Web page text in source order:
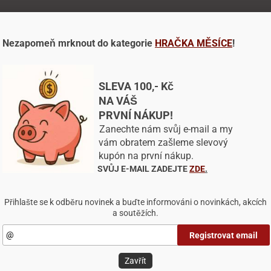
Dotaz na výrobek Doporučit
Sleva
0 %%
DÁRKOVÝ POUKAZ
s využitím souborů cookies
webu pracujeme se soubory cookies, které nám
naše služby a personalizovat nabídky.
cookies si pamatují, co a jak ve svém prohlížeči na
děláte. Díky tomu webová stránka funguje podle vás a je
se přizpůsobit vašim preferencím.
některých typů souborů může mít vliv na vaši
s naším webem, také nebudeme schopni poskytnout
na základě vašich preferencí.
Odmítnout vše Přijmout všechny cookies
Nezapomeň mrknout do kategorie HRAČKA MĚSÍCE!
SLEVA 100,- Kč
NA VÁŠ
PRVNÍ NÁKUP!
Zanechte nám svůj e-mail a my
vám obratem zašleme slevový
kupón na první nákup.
SVŮJ E-MAIL ZADEJTEZDE.
Přihlašte se k odběru novinek a buďte informováni o novinkách, akcích
a soutěžích.
Registrovat email
Zavřít